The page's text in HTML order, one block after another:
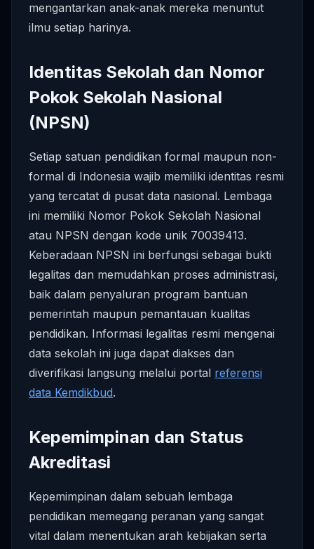
mengantarkan anak-anak mereka menuntut
ilmu setiap harinya.
Identitas Sekolah dan Nomor
Pokok Sekolah Nasional
(NPSN)
Setiap satuan pendidikan formal maupun non-
formal di Indonesia wajib memiliki identitas resmi
yang tercatat di pusat data nasional. Lembaga
ini memiliki Nomor Pokok Sekolah Nasional
atau NPSN dengan kode unik 70039413.
Keberadaan NPSN ini berfungsi sebagai bukti
legalitas dan memudahkan proses administrasi,
baik dalam penyaluran program bantuan
pemerintah maupun pemantauan kualitas
pendidikan. Informasi legalitas resmi mengenai
data sekolah ini juga dapat diakses dan
diverifikasi langsung melalui portal referensi
data Kemdikbud.
Kepemimpinan dan Status
Akreditasi
Kepemimpinan dalam sebuah lembaga
pendidikan memegang peranan yang sangat
vital dalam menentukan arah kebijakan serta